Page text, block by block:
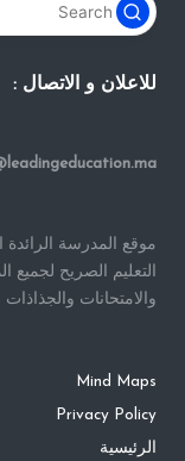
للاعلان و الاتصال :
موقع المدرسة
التعليم الصريح
والامتحانات والجذاذات
Mind Maps
Privacy Policy
الرئيسية